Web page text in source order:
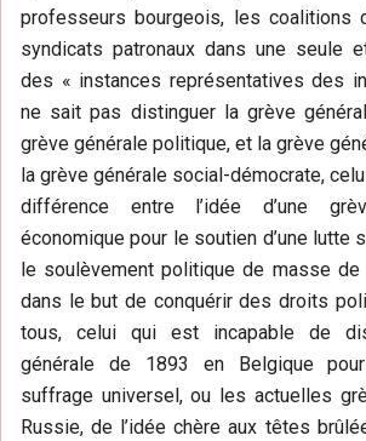
professeurs bourgeois, les coalitions
syndicats patronaux dans une seule
des « instances représentatives des
ne sait pas distinguer la grève
grève générale politique, et la grève
la grève générale social-démocrate,
différence entre l’idée d’une
économique pour le soutien d’une lutte
le soulèvement politique de masse
dans le but de conquérir des droits
tous, celui qui est incapable de
générale de 1893 en Belgique
suffrage universel, ou les actuelles
Russie, de l’idée chère aux têtes